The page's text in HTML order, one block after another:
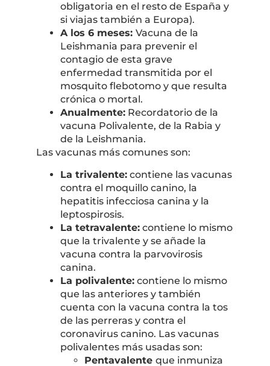
obligatoria en el resto de España y
si viajas también a Europa).
A los 6 meses: Vacuna de la
Leishmania para prevenir el
contagio de esta grave
enfermedad transmitida por el
mosquito flebotomo y que resulta
crónica o mortal.
Anualmente: Recordatorio de la
vacuna Polivalente, de la Rabia y
de la Leishmania.
Las vacunas más comunes son:
La trivalente: contiene las vacunas
contra el moquillo canino, la
hepatitis infecciosa canina y la
leptospirosis.
La tetravalente: contiene lo mismo
que la trivalente y se añade la
vacuna contra la parvovirosis
canina.
La polivalente: contiene lo mismo
que las anteriores y también
cuenta con la vacuna contra la tos
de las perreras y contra el
coronavirus canino. Las vacunas
polivalentes más usadas son:
Pentavalente que inmuniza